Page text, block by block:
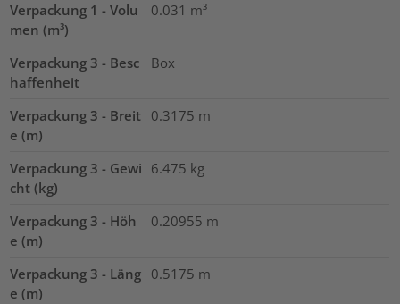
Verpackung 1 - Volu
men (m³)
0.031 m³
Verpackung 3 - Besc
haffenheit
Box
Verpackung 3 - Breit
e (m)
0.3175 m
Verpackung 3 - Gewi
cht (kg)
6.475 kg
Verpackung 3 - Höh
e (m)
0.20955 m
Verpackung 3 - Läng
e (m)
0.5175 m